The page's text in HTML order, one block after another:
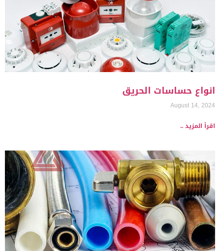
انواع حساسات الحريق
August 14, 2024
اقرأ المزيد ..